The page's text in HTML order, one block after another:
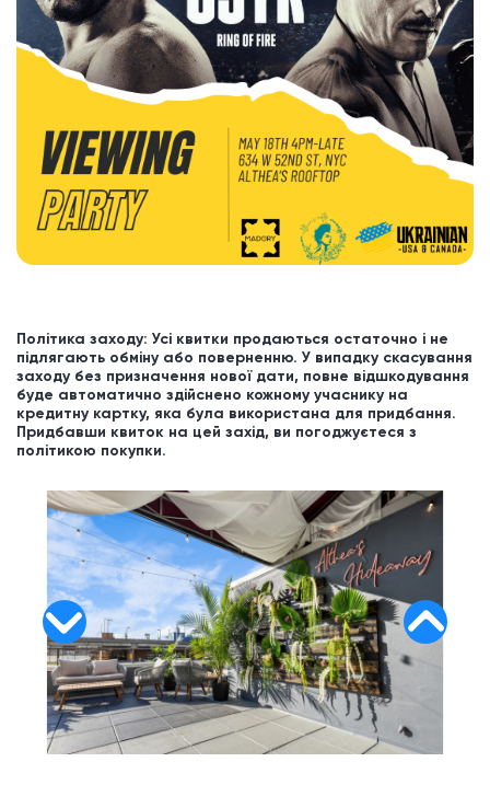
Політика заходу: Усі квитки продаються остаточно і не
підлягають обміну або поверненню. У випадку скасування
заходу без призначення нової дати, повне відшкодування
буде автоматично здійснено кожному учаснику на
кредитну картку, яка була використана для придбання.
Придбавши квиток на цей захід, ви погоджуєтеся з
політикою покупки.